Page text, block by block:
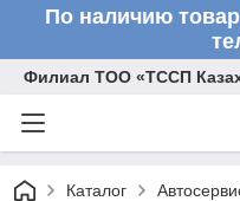
По наличию
Филиал ТОО «ТССП
Каталог